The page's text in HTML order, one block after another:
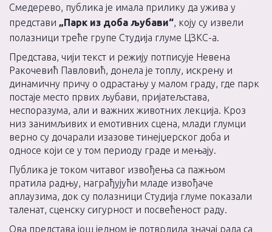
Смедерево, публика је имала прилику да ужива у
представи „Парк из доба љубави“, коју су извели
полазници треће групе Студија глуме ЦЗКС-а.
Представа, чији текст и режију потписује Невена
Ракочевић Павловић, донела је топлу, искрену и
динамичну причу о одрастању у малом граду, где парк
постаје место првих љубави, пријатељстава,
неспоразума, али и важних животних лекција. Кроз
низ занимљивих и емотивних сцена, млади глумци
верно су дочарали изазове тинејџерског доба и
односе који се у том периоду граде и мењају.
Публика је током читавог извођења са пажњом
пратила радњу, награђујући младе извођаче
аплаузима, док су полазници Студија глуме показали
таленат, сценску сигурност и посвећеност раду.
Ова представа још једном је потврдила значај рада са